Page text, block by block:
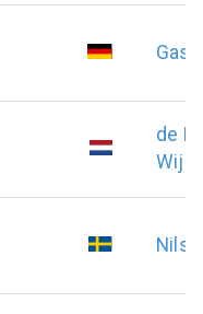
Gast
de